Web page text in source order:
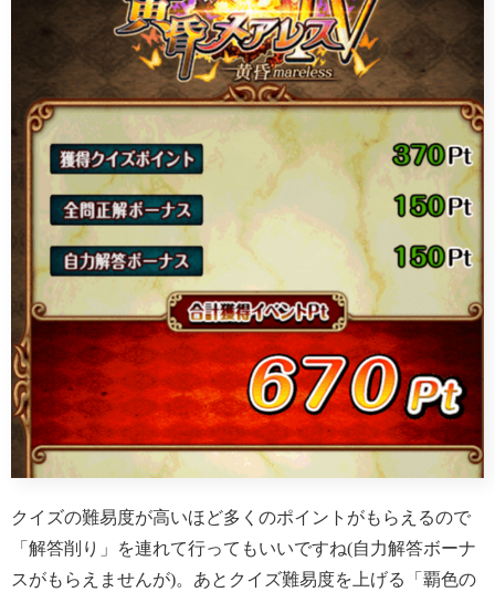
クイズの難易度が高いほど多くのポイントがもらえるので
「解答削り」を連れて行ってもいいですね(自力解答ボーナ
スがもらえませんが)。あとクイズ難易度を上げる「覇色の